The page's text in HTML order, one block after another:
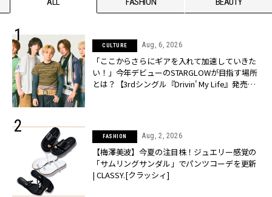
CULTURE Aug, 6, 2026
「ここからさらにギアを入れて加速していきた
い！」今年デビューのSTARGLOWが目指す場所
とは？【3rdシングル『Drivin' My Life』発売】 |
FASHION Aug, 2, 2026
【梅澤美波】今夏の注目株！ジュエリー感覚の
「サムリングサンダル」でパンツコーデを更新
| CLASSY.[クラッシィ]